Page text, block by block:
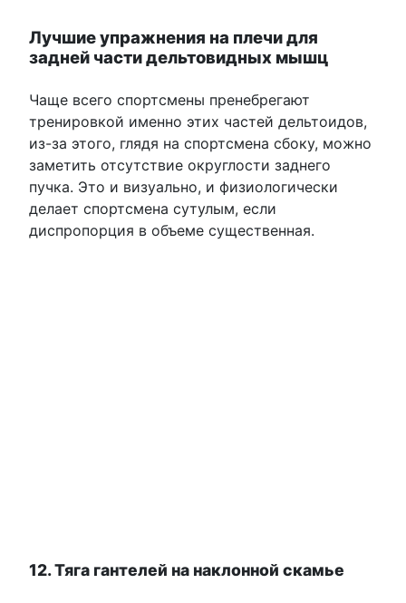
Лучшие упражнения на плечи для
задней части дельтовидных мышц
Чаще всего спортсмены пренебрегают
тренировкой именно этих частей дельтоидов,
из-за этого, глядя на спортсмена сбоку, можно
заметить отсутствие округлости заднего
пучка. Это и визуально, и физиологически
делает спортсмена сутулым, если
диспропорция в объеме существенная.
12. Тяга гантелей на наклонной скамье